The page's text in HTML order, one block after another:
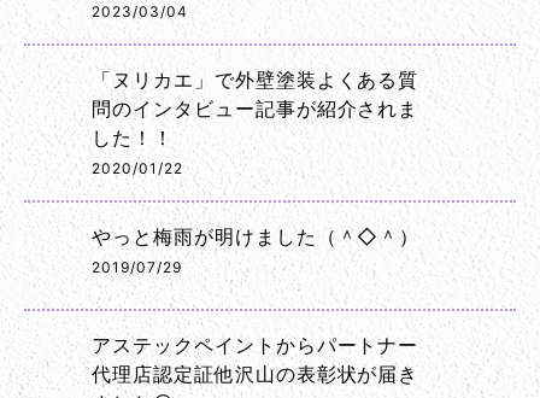
2023/03/04
「ヌリカエ」で外壁塗装よくある質
問のインタビュー記事が紹介されま
した！！
2020/01/22
やっと梅雨が明けました（＾◇＾）
2019/07/29
アステックペイントからパートナー
代理店認定証他沢山の表彰状が届き